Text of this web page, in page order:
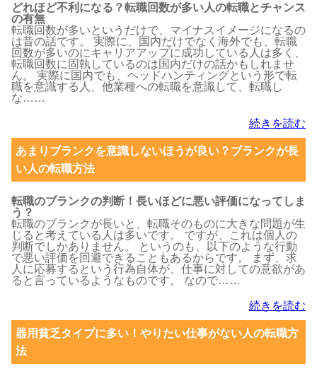
どれほど不利になる？転職回数が多い人の転職とチャンス
の有無
転職回数が多いというだけで、マイナスイメージになるの
は昔の話です。 実際に、国内だけでなく海外でも、転職
回数が多いのにキャリアアップに成功している人は多く、
転職回数に固執しているのは国内だけの話かもしれませ
ん。 実際に国内でも、ヘッドハンティングという形で転
職を意識する人、他業種への転職を意識して、転職し
な……
続きを読む
あまりブランクを意識しないほうが良い？ブランクが長
い人の転職方法
転職のブランクの判断！長いほどに悪い評価になってしま
う？
転職のブランクが長いと、転職そのものに大きな問題が生
じると考えている人は多いです。 ですが、これは個人の
判断でしかありません。 というのも、以下のような行動
で悪い評価を回避できることもあるからです。 まず、求
人に応募するという行為自体が、仕事に対しての意欲があ
ると言っているようなものです。 なので……
続きを読む
器用貧乏タイプに多い！やりたい仕事がない人の転職方
法